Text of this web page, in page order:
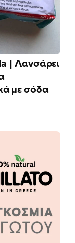
| Λανσάρει
με σόδα